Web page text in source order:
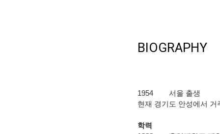
BIOGRAPHY
1954
서울 출생
현재 경기도 안성에서 거
학력